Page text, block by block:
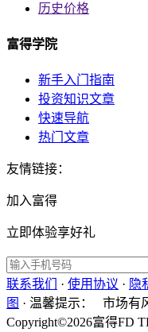
历史价格
富得学院
新手入门指南
投资知识文章
快速导航
热门文章
友情链接：
加入富得
立即体验享好礼
联系我们
· 使用协议 · 隐
图 · 温馨提示：
市场有
Copyright©2026富得FD